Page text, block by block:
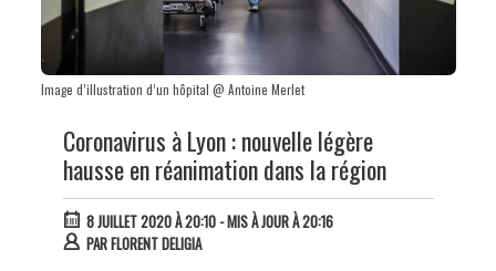
Image d’illustration d’un hôpital @ Antoine Merlet
Coronavirus à Lyon : nouvelle légère
hausse en réanimation dans la région
8 JUILLET 2020 À 20:10- MIS À JOUR À 20:16
PARFLORENT DELIGIA